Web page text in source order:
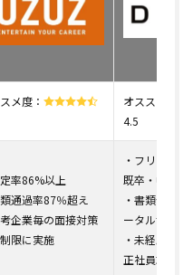
メ度：
オススメ度：
4.5
定率86%以上
通過率87％超え
考企業毎の面接対策
限に実施
・フリータ
既卒・中退専
・書類作成
ータルサポー
・未経験か
正社員求人に